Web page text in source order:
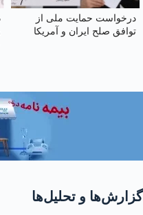
درخواست حمایت ملی از
توافق صلح ایران و آمریکا
گزارش‌ها و تحلیل‌ها